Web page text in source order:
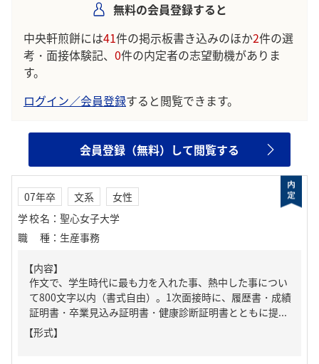
無料の会員登録すると
中央軒煎餅には41件の掲示板書き込みのほか2件の選
考・面接体験記、 0件の内定者の志望動機がありま
す。
ログイン／会員登録すると閲覧できます。
会員登録（無料）して閲覧する
07年卒 文系
女性
学校名 ： 聖心女子大学
職種 ： 生産事務
【内容】
作文で、学生時代に最も力を入れた事、熱中した事につい
て800文字以内（書式自由）。1次面接時に、履歴書・成績
証明書・卒業見込み証明書・健康診断証明書とともに提...
【形式】